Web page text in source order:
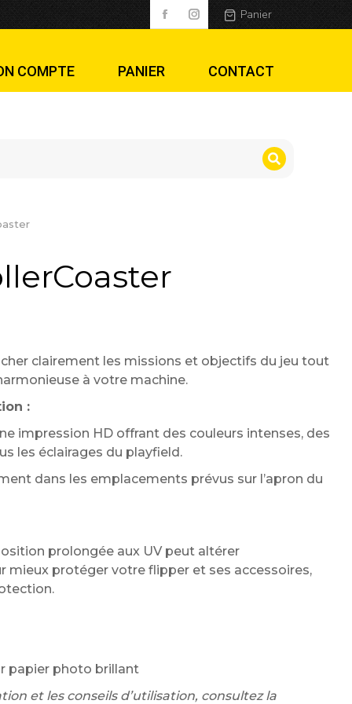
Panier
COMPTE PANIER CONTACT
clairement les missions et objectifs du jeu tout
à votre machine.
:
impression HD offrant des couleurs intenses, des
les éclairages du playfield.
dans les emplacements prévus sur l’apron du
prolongée aux UV peut altérer
mieux protéger votre flipper et ses accessoires,
papier photo brillant
et les conseils d’utilisation, consultez la